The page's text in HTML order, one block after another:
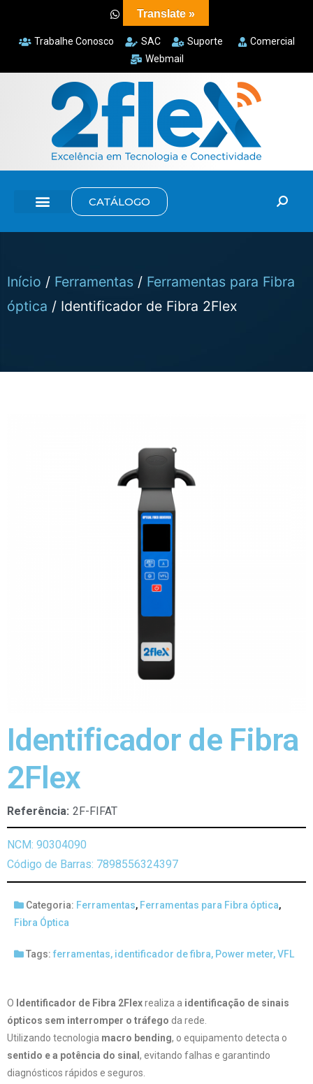
Trabalhe Conosco SAC Suporte
Comercial
Webmail
CATÁLOGO
Início / Ferramentas / Ferramentas para Fibra
óptica / Identificador de Fibra 2Flex
Identificador de Fibra
2Flex
Referência: 2F-FIFAT
NCM: 90304090
Código de Barras: 7898556324397
Categoria: Ferramentas, Ferramentas para Fibra óptica,
Fibra Óptica
Tags: ferramentas, identificador de fibra, Power meter,VFL
O Identificador de Fibra 2Flexrealiza a identificação de sinais
ópticos sem interromper o tráfego da rede.
Utilizando tecnologia macro bending, o equipamento detecta o
sentido e a potência do sinal , evitando falhas e garantindo
diagnósticos rápidos e seguros.
Translate »